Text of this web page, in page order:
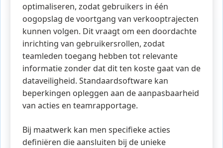
optimaliseren, zodat gebruikers in één
oogopslag de voortgang van verkooptrajecten
kunnen volgen. Dit vraagt om een doordachte
inrichting van gebruikersrollen, zodat
teamleden toegang hebben tot relevante
informatie zonder dat dit ten koste gaat van de
dataveiligheid. Standaardsoftware kan
beperkingen opleggen aan de aanpasbaarheid
van acties en teamrapportage.
Bij maatwerk kan men specifieke acties
definiëren die aansluiten bij de unieke